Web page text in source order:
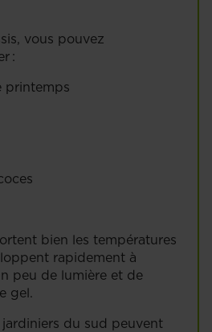
vous pouvez
:
printemps
bien les températures
rapidement à
peu de lumière et de
gel.
du sud peuvent